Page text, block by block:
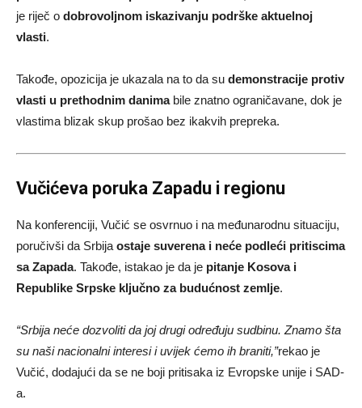
je riječ o dobrovoljnom iskazivanju podrške aktuelnoj
vlasti.
Takođe, opozicija je ukazala na to da su demonstracije protiv
vlasti u prethodnim danimabile znatno ograničavane, dok je
vlastima blizak skup prošao bez ikakvih prepreka.
Vučićeva poruka Zapadu i regionu
Na konferenciji, Vučić se osvrnuo i na međunarodnu situaciju,
poručivši da Srbija ostaje suverena i neće podleći pritiscima
sa Zapada. Takođe, istakao je da je pitanje Kosova i
Republike Srpske ključno za budućnost zemlje.
“Srbija neće dozvoliti da joj drugi određuju sudbinu. Znamo šta
su naši nacionalni interesi i uvijek ćemo ih braniti,”rekao je
Vučić, dodajući da se ne boji pritisaka iz Evropske unije i SAD-
a.